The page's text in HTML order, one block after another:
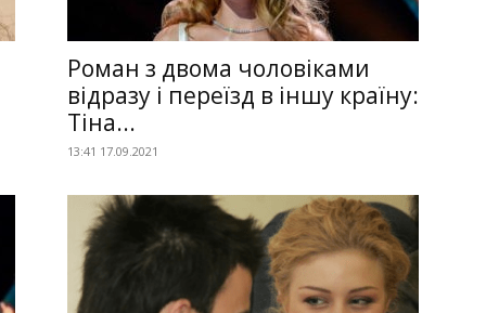
Роман з двома чоловіками
відразу і переїзд в іншу країну:
Тіна...
13:41 17.09.2021